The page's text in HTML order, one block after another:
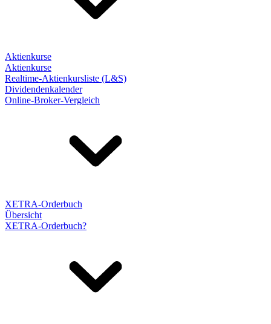
Aktienkurse
Aktienkurse
Realtime-Aktienkursliste (L&S)
Dividendenkalender
Online-Broker-Vergleich
XETRA-Orderbuch
Übersicht
XETRA-Orderbuch?